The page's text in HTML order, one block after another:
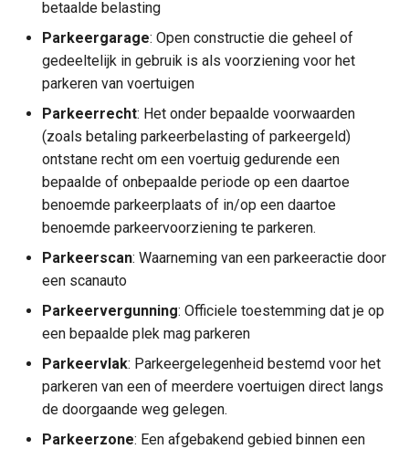
Volkshuisvesting,
leefomgeving en
stedelijke vernieuwing
Interne organisatie
Dienstverlening
Kern
Straatsectie
Voertuig
Enumeraties Model Parkeren
Boolean
Doelgroepenplaatsen
Zonesoort
betaalde belasting
Parkeergarage: Open constructie die geheel of
gedeeltelijk in gebruik is als voorziening voor het
parkeren van voertuigen
Parkeerrecht: Het onder bepaalde voorwaarden
(zoals betaling parkeerbelasting of parkeergeld)
ontstane recht om een voertuig gedurende een
bepaalde of onbepaalde periode op een daartoe
benoemde parkeerplaats of in/op een daartoe
benoemde parkeervoorziening te parkeren.
Parkeerscan: Waarneming van een parkeeractie door
een scanauto
Parkeervergunning: Officiele toestemming dat je op
een bepaalde plek mag parkeren
Parkeervlak: Parkeergelegenheid bestemd voor het
parkeren van een of meerdere voertuigen direct langs
de doorgaande weg gelegen.
Parkeerzone: Een afgebakend gebied binnen een